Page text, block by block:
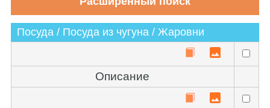
Посуда / Посуда из чугуна / Жаровни
Описание